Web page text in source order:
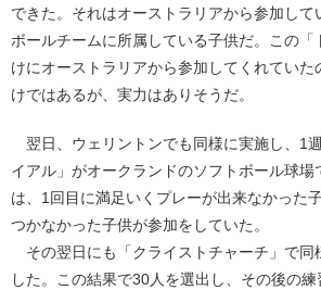
できた。それはオーストラリアから参加して
ボールチームに所属している子供だ。この
けにオーストラリアから参加してくれてい
けではあるが、実力はありそうだ。
翌日、ウェリントンでも同様に実施し、1
イアル」がオークランドのソフトボール球場
は、1回目に満足いくプレーが出来なかった
つかなかった子供が参加をしていた。
その翌日にも「クライストチャーチ」で同
した。この結果で30人を選出し、その後の